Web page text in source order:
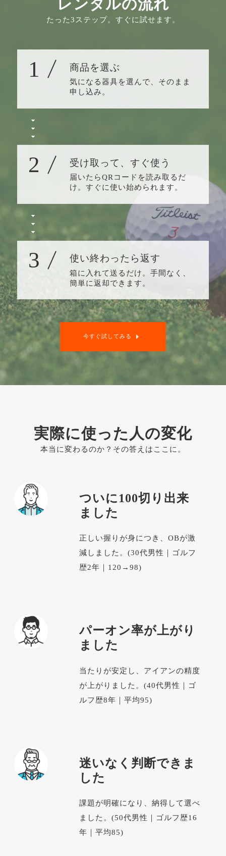
レンタルの流れ
たった3ステップ。すぐに試せます。
商品を選ぶ
気になる器具を選んで、そのまま
申し込み。
1
受け取って、すぐ使う
届いたらQRコードを読み取るだ
け。すぐに使い始められます。
2
使い終わったら返す
箱に入れて送るだけ。手間なく、
簡単に返却できます。
3
今すぐ試してみる
実際に使った人の変化
本当に変わるのか？その答えはここに。
ついに100切り出来
ました
正しい握りが身につき、OBが激
減しました。(30代男性｜ゴルフ
歴2年｜120→98)
パーオン率が上がり
ました
当たりが安定し、アイアンの精度
が上がりました。(40代男性｜ゴ
ルフ歴8年｜平均95)
迷いなく判断できま
した
課題が明確になり、納得して選べ
ました。(50代男性｜ゴルフ歴16
年｜平均85)